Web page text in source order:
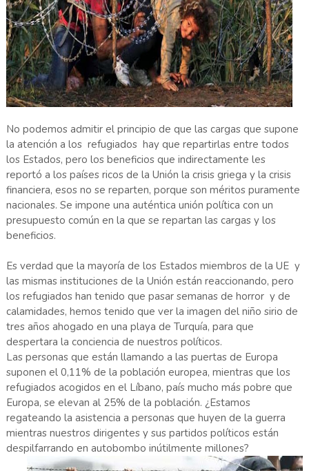
No podemos admitir el principio de que las cargas que supone
la atención a los refugiados hay que repartirlas entre todos
los Estados, pero los beneficios que indirectamente les
reportó a los países ricos de la Unión la crisis griega y la crisis
financiera, esos no se reparten, porque son méritos puramente
nacionales. Se impone una auténtica unión política con un
presupuesto común en la que se repartan las cargas y los
beneficios.
Es verdad que la mayoría de los Estados miembros de la UE y
las mismas instituciones de la Unión están reaccionando, pero
los refugiados han tenido que pasar semanas de horror y de
calamidades, hemos tenido que ver la imagen del niño sirio de
tres años ahogado en una playa de Turquía, para que
despertara la conciencia de nuestros políticos.
Las personas que están llamando a las puertas de Europa
suponen el 0,11% de la población europea, mientras que los
refugiados acogidos en el Líbano, país mucho más pobre que
Europa, se elevan al 25% de la población. ¿Estamos
regateando la asistencia a personas que huyen de la guerra
mientras nuestros dirigentes y sus partidos políticos están
despilfarrando en autobombo inútilmente millones?